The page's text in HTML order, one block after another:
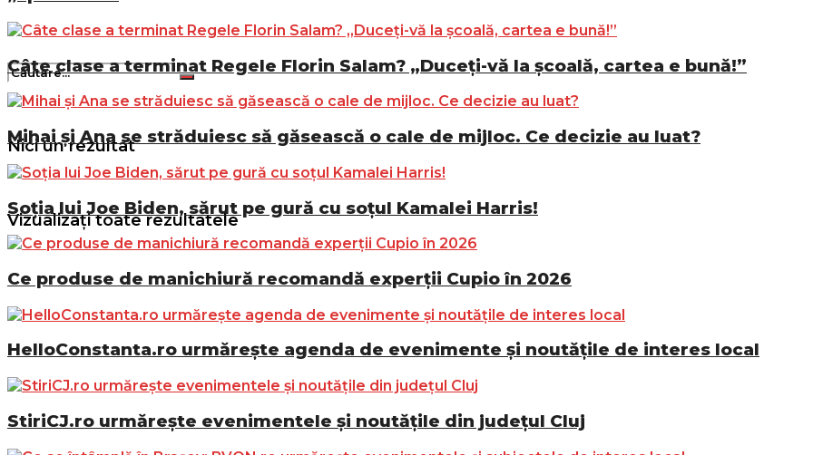
Nici un rezultat
Vizualizați toate rezultatele
Câte clase a terminat Regele Florin Salam? „Duceți-vă la școală, cartea e bună!”
Mihai și Ana se străduiesc să găsească o cale de mijloc. Ce decizie au luat?
Soția lui Joe Biden, sărut pe gură cu soțul Kamalei Harris!
Ce produse de manichiură recomandă experții Cupio în 2026
HelloConstanta.ro urmărește agenda de evenimente și noutățile de interes local
StiriCJ.ro urmărește evenimentele și noutățile din județul Cluj